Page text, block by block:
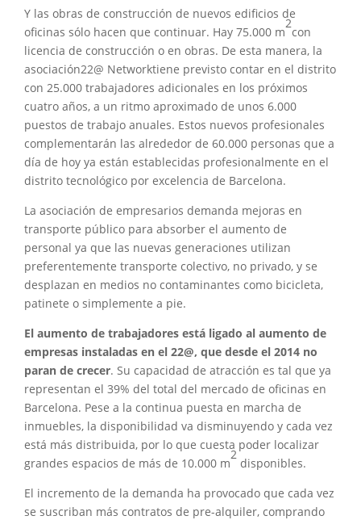
Y las obras de construcción de nuevos edificios de
oficinas sólo hacen que continuar. Hay 75.000 m
2
con
licencia de construcción o en obras. De esta manera, la
asociación22@ Networktiene previsto contar en el distrito
con 25.000 trabajadores adicionales en los próximos
cuatro años, a un ritmo aproximado de unos 6.000
puestos de trabajo anuales. Estos nuevos profesionales
complementarán las alrededor de 60.000 personas que a
día de hoy ya están establecidas profesionalmente en el
distrito tecnológico por excelencia de Barcelona.
La asociación de empresarios demanda mejoras en
transporte público para absorber el aumento de
personal ya que las nuevas generaciones utilizan
preferentemente transporte colectivo, no privado, y se
desplazan en medios no contaminantes como bicicleta,
patinete o simplemente a pie.
El aumento de trabajadores está ligado al aumento de
empresas instaladas en el 22@, que desde el 2014 no
paran de crecer. Su capacidad de atracción es tal que ya
representan el 39% del total del mercado de oficinas en
Barcelona. Pese a la continua puesta en marcha de
inmuebles, la disponibilidad va disminuyendo y cada vez
está más distribuida, por lo que cuesta poder localizar
grandes espacios de más de 10.000 m
2
disponibles.
El incremento de la demanda ha provocado que cada vez
se suscriban más contratos de pre-alquiler, comprando